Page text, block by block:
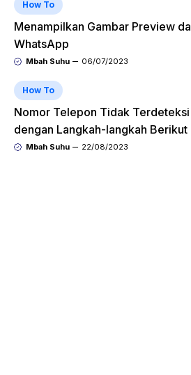
How To
Menampilkan Gambar Preview
WhatsApp
Mbah Suhu 06/07/2023
How To
Nomor Telepon Tidak
dengan Langkah-langkah Berikut
Mbah Suhu 22/08/2023